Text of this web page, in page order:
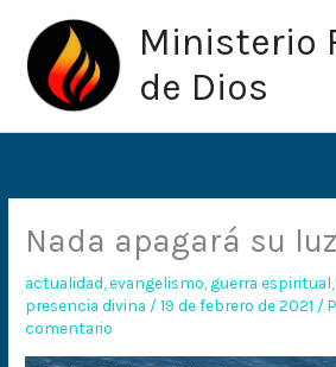
contenido
Ministerio
de Dios
Nada apagará su luz
actualidad ,evangelismo guerra espiritual
presencia divina /19 de febrero de 2021 /
comentario